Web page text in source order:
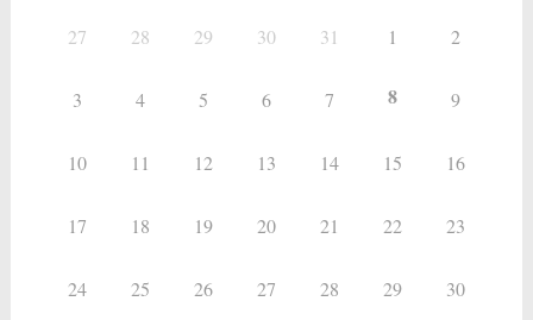
27 28 29 30 31 1 2
3 4 5 6 7 8 9
10 11 12 13 14 15 16
17 18 19 20 21 22 23
24 25 26 27 28 29 30